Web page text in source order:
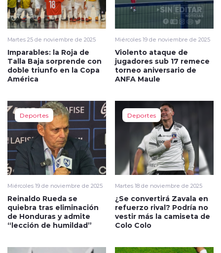
Martes 25 de noviembre de 2025
Imparables: la Roja de
Talla Baja sorprende con
doble triunfo en la Copa
América
Miércoles 19 de noviembre de 2025
Violento ataque de
jugadores sub 17 remece
torneo aniversario de
ANFA Maule
Deportes
Miércoles 19 de noviembre de 2025
Reinaldo Rueda se
quiebra tras eliminación
de Honduras y admite
“lección de humildad”
Deportes
Martes 18 de noviembre de 2025
¿Se convertirá Zavala en
refuerzo rival? Podría no
vestir más la camiseta de
Colo Colo